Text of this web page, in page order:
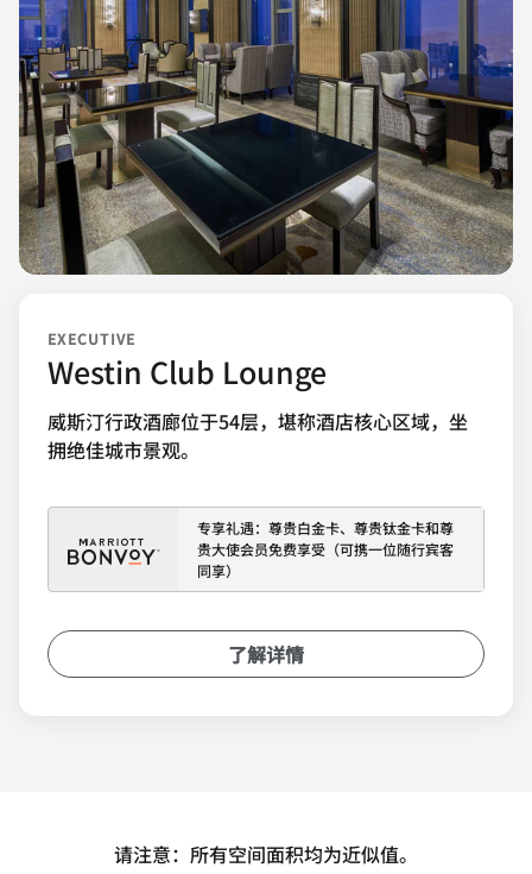
EXECUTIVE
Westin Club Lounge
威斯汀行政酒廊位于54层，堪称酒店核心区域，坐
拥绝佳城市景观。
专享礼遇：尊贵白金卡、尊贵钛金卡和尊
贵大使会员免费享受（可携一位随行宾客
同享）
了解详情
请注意：所有空间面积均为近似值。